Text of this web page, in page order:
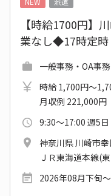
【時給1700円
業なし◆17時定
一般事務・OA事
時給 1,700円～
月収例 221,000円
9:30～17:00 週5
神奈川県 川崎市
ＪＲ東海道本線(
2026年08月下旬